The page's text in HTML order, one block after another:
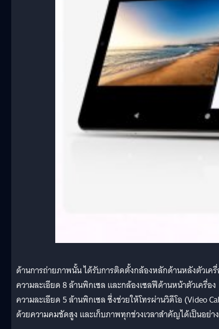
ด้านการถ่ายภาพนั้น ได้รับการติดตั้งกล้องหลักด้านหลังตัวเค
ความละเอียด 8 ล้านพิกเซล และกล้องเซลฟีด้านหน้าตัวเครื่อง
ความละเอียด 5 ล้านพิกเซล ซึ่งช่วยให้โทรผ่านวิดีโอ (Video
ด้วยความคมชัดสูง และเก็บภาพทุกช่วงเวลาสำคัญได้เป็นอย่า